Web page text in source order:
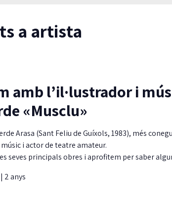
a artista
amb l’il·lustrador i
«Musclu»
Arasa (Sant Feliu de Guíxols, 1983), més
i actor de teatre amateur.
seves principals obres i aprofitem per saber
| 2 anys